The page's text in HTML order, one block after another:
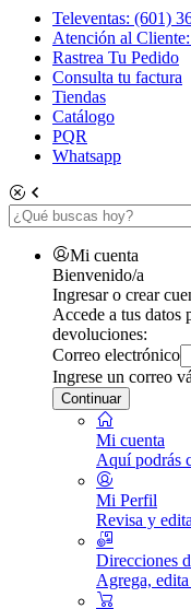
Televentas: (601)
Atención al
Rastrea Tu Pedido
Consulta tu factura
Tiendas
Catálogo
PQR
Whatsapp
Mi cuenta
Bienvenido/a
Ingresar o crear
Accede a tus datos
devoluciones:
Correo electrónico
Ingrese un correo
Continuar
Mi cuenta
Aquí podrás
Mi Perfil
Revisa y
Direcciones
Agrega,